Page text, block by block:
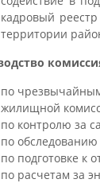
кадровый
территории
по
жилищной
по контролю за
по
по подготовке к
по расчетам за